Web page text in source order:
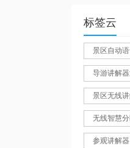
标签云
景区自动
导游讲解
景区无线
无线智慧
参观讲解器